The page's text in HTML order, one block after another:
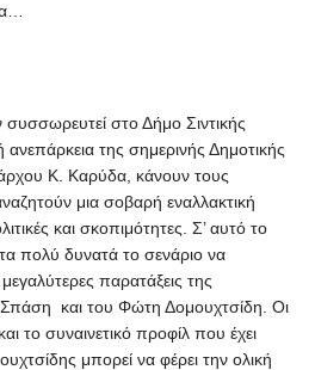
στο Δήμο Σιντικής
της σημερινής Δημοτικής
Κ. Καρύδα, κάνουν τους
μια σοβαρή εναλλακτική
και σκοπιμότητες. Σ’ αυτό το
πολύ δυνατά το σενάριο να
παρατάξεις της
Σπάση και του Φώτη Δομουχτσίδη. Οι
το συναινετικό προφίλ που έχει
μπορεί να φέρει την ολική